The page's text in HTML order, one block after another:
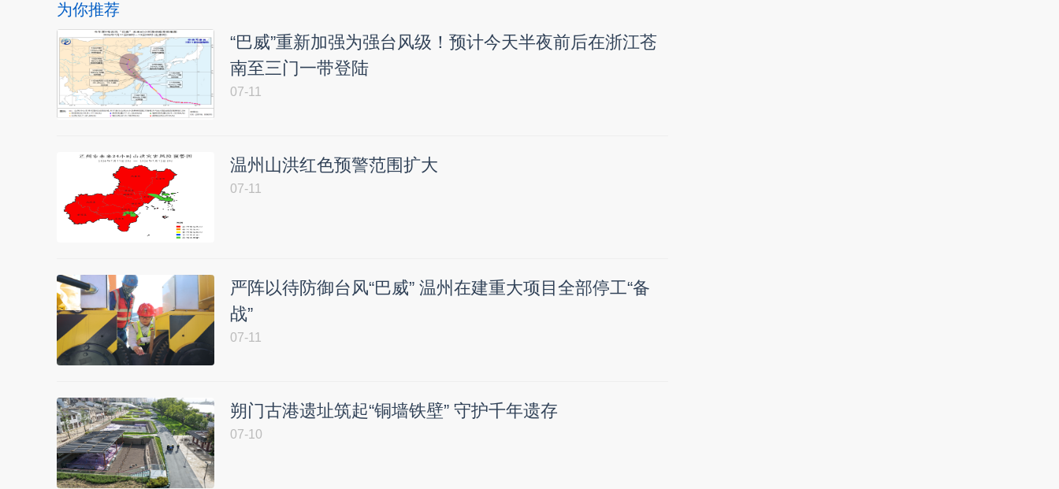
为你推荐
“巴威”重新加强为强台风级！预计今天半夜前后在浙江苍
南至三门一带登陆
07-11
温州山洪红色预警范围扩大
07-11
严阵以待防御台风“巴威” 温州在建重大项目全部停工“备
战”
07-11
朔门古港遗址筑起“铜墙铁壁” 守护千年遗存
07-10